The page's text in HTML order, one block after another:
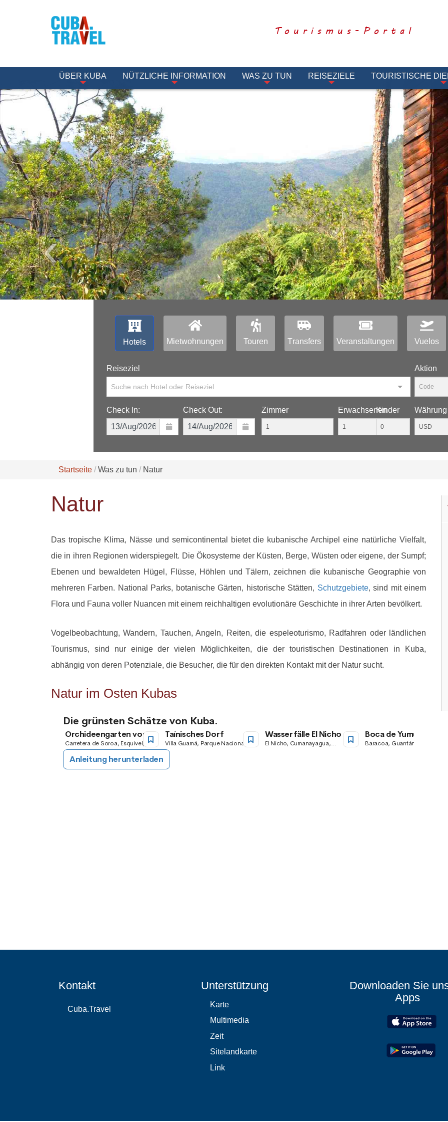
Tourismus-Portal
ÜBER KUBA NÜTZLICHE INFORMATION WAS ZU TUN REISEZIELE TOURISTISCHE
‹
Hotels Mietwohnungen Touren Тransfers Veranstaltungen Vuelos
Reiseziel
Suche nach Hotel oder Reiseziel
Aktion
Check In: Check Out: Zimmer ErwachsenenKinder Währung
Startseite Was zu tun Natur
Natur
Das tropische Klima, Nässe und semicontinental bietet die kubanische Archipel eine natürliche Vielfalt,
die in ihren Regionen widerspiegelt. Die Ökosysteme der Küsten, Berge, Wüsten oder eigene, der Sumpf;
Ebenen und bewaldeten Hügel, Flüsse, Höhlen und Tälern, zeichnen die kubanische Geographie von
mehreren Farben. National Parks, botanische Gärten, historische Stätten, Schutzgebiete, sind mit einem
Flora und Fauna voller Nuancen mit einem reichhaltigen evolutionäre Geschichte in ihrer Arten bevölkert.
Vogelbeobachtung, Wandern, Tauchen, Angeln, Reiten, die espeleoturismo, Radfahren oder ländlichen
Tourismus, sind nur einige der vielen Möglichkeiten, die der touristischen Destinationen in Kuba,
abhängig von deren Potenziale, die Besucher, die für den direkten Kontakt mit der Natur sucht.
Natur im Osten Kubas
Kontakt
Cuba.Travel
Unterstützung
Karte
Multimedia
Zeit
Sitelandkarte
Link
Downloaden Sie
Apps